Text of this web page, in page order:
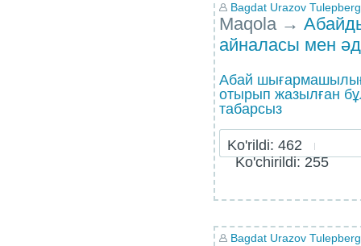
Bagdat Urazov
Maqola →
айналасы мен
Абай
отырып жазылған
табарсыз
Ko'rildi: 462
Ko'chirildi: 255
Bagdat Urazov